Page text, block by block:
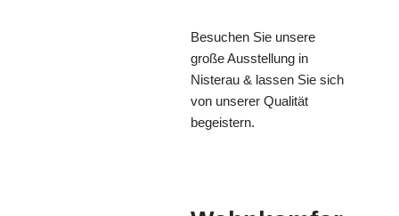
Besuchen Sie unsere
große Ausstellung in
Nisterau & lassen Sie sich
von unserer Qualität
begeistern.